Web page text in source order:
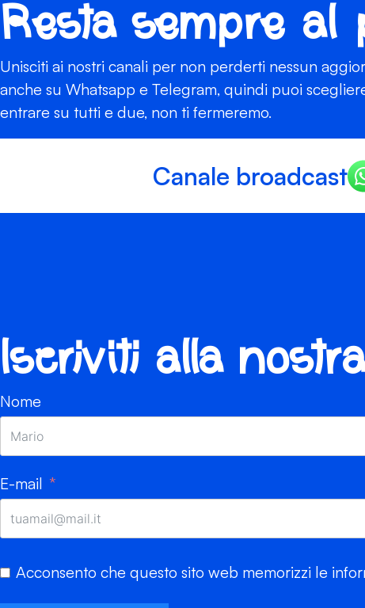
Resta sempre al
Unisciti ai nostri canali per non perderti nessun
anche su Whatsapp e Telegram, quindi puoi
entrare su tutti e due, non ti fermeremo.
Canale broadcast
Iscriviti alla
Nome
E-mail
Acconsento che questo sito web memorizzi le